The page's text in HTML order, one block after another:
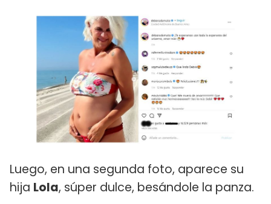
Luego, en una segunda foto, aparece su
hija Lola, súper dulce, besándole la panza.